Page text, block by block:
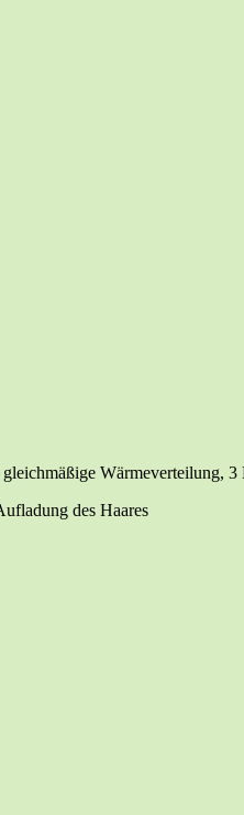
Wär­me­ver­tei­lung,
des Haares